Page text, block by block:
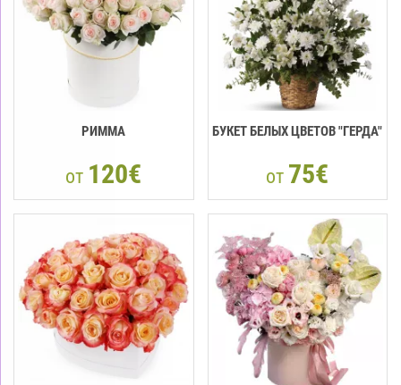
РИММА
от 120€
БУКЕТ БЕЛЫХ ЦВЕТОВ "ГЕРДА"
от 75€